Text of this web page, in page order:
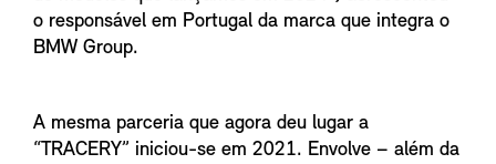
o responsável em Portugal da marca que integra o
BMW Group.
A mesma parceria que agora deu lugar a
“TRACERY” iniciou-se em 2021. Envolve – além da